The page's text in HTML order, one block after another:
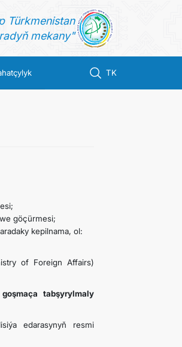
Türkmenistan
mekany"
TK
göçürmesi;
kepilnama, ol:
of Foreign Affairs)
tabşyrylmaly
edarasynyň resmi